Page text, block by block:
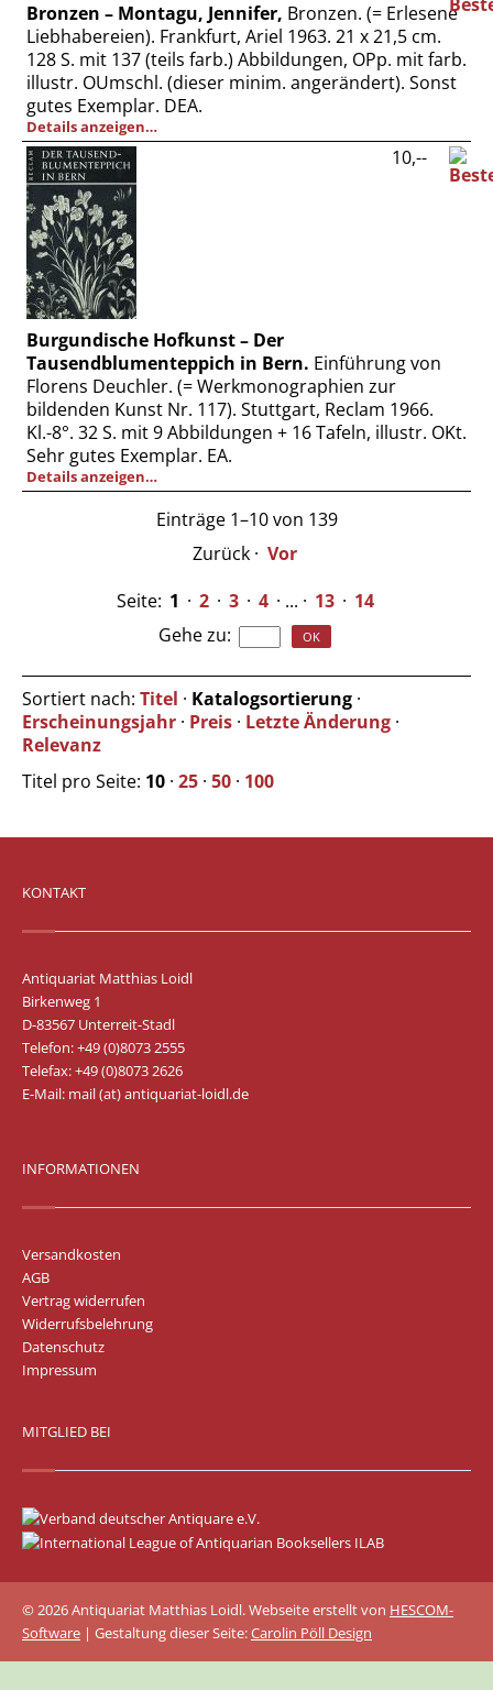
Bronzen – Montagu, Jennifer, Bronzen. (= Erlesene
Liebhabereien). Frankfurt, Ariel 1963. 21 x 21,5 cm.
128 S. mit 137 (teils farb.) Abbildungen, OPp. mit farb.
illustr. OUmschl. (dieser minim. angerändert). Sonst
gutes Exemplar. DEA.
Details anzeigen…
Burgundische Hofkunst – Der
Tausendblumenteppich in Bern. Einführung von
Florens Deuchler. (= Werkmonographien zur
bildenden Kunst Nr. 117). Stuttgart, Reclam 1966.
Kl.-8°. 32 S. mit 9 Abbildungen + 16 Tafeln, illustr. OKt.
Sehr gutes Exemplar. EA.
Details anzeigen…
10,--
Einträge 1–10 von 139
Zurück· Vor
Seite: 1 · 2 · 3 · 4 · ... · 13 · 14
Gehe zu:
Sortiert nach: Titel · Katalogsortierung ·
Erscheinungsjahr · Preis · Letzte Änderung ·
Relevanz
Titel pro Seite: 10 · 25 · 50 · 100
KONTAKT
Antiquariat Matthias Loidl
Birkenweg 1
D-83567 Unterreit-Stadl
Telefon: +49 (0)8073 2555
Telefax: +49 (0)8073 2626
E-Mail: mail (at) antiquariat-loidl.de
INFORMATIONEN
Versandkosten
AGB
Vertrag widerrufen
Widerrufsbelehrung
Datenschutz
Impressum
MITGLIED BEI
© 2026 Antiquariat Matthias Loidl. Webseite erstellt von HESCOM-
Software | Gestaltung dieser Seite:Carolin Pöll Design